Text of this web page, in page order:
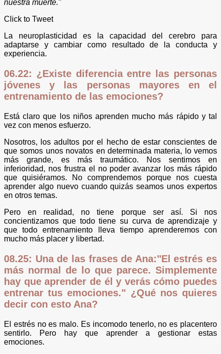
nuestra mue​rte."
Click to Tweet
La neuroplasticidad es la capacidad del cerebro para
adaptarse y cambiar como resultado de la conducta y
experiencia.
06.22: ¿Existe diferencia entre las personas
jóvenes y las personas mayores en el
entrenamiento de las emociones?
Está claro que los niños aprenden mucho más rápido y tal
vez con menos esfuerzo.
Nosotros, los adultos por el hecho de estar conscientes de
que somos unos novatos en determinada materia, lo vemos
más grande, es más traumático. Nos sentimos en
inferioridad, nos frustra el no poder avanzar los más rápido
que quisiéramos. No comprendemos porque nos cuesta
aprender algo nuevo cuando quizás seamos unos expertos
en otros temas.
Pero en realidad, no tiene porque ser así. Si nos
concientizamos que todo tiene su curva de aprendizaje y
que todo entrenamiento lleva tiempo aprenderemos con
mucho más placer y libertad.
08.25: Una de las frases de Ana:"El estrés es
más normal de lo que parece. Simplemente
hay que aprender de él y verás cómo puedes
entrenar tus emociones." ¿Qué nos quieres
decir con esto Ana?
El estrés no es malo. Es incomodo tenerlo, no es placentero
sentirlo. Pero hay que aprender a gestionar estas
emociones.